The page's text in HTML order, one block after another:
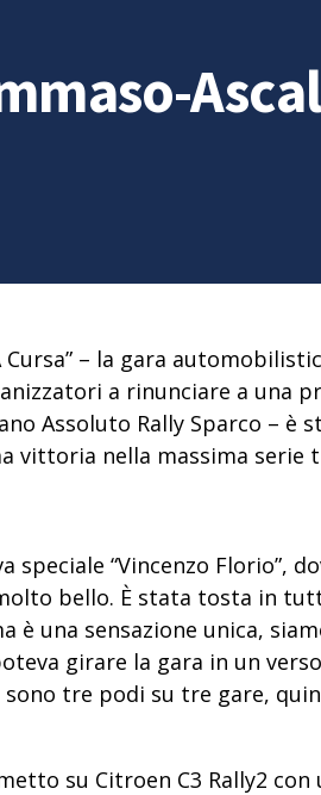
Cursa” – la gara
a rinunciare a una
Assoluto Rally Sparco – è
vittoria nella massima serie
“Vincenzo Florio”,
bello. È stata tosta in
è una sensazione unica,
girare la gara in un
tre podi su tre gare,
su Citroen C3 Rally2 con